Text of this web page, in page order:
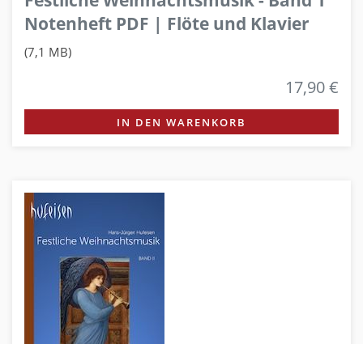
Notenheft PDF | Flöte und Klavier
(7,1 MB)
17,90 €
IN DEN WARENKORB